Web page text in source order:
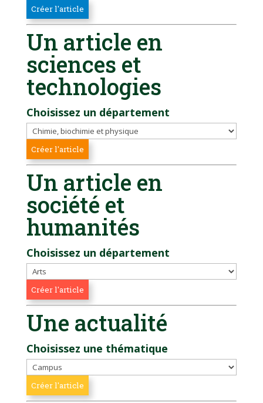
Un article en
sciences et
technologies
Choisissez un département
Un article en
société et
humanités
Choisissez un département
Une actualité
Choisissez une thématique